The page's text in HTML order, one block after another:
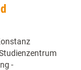
-